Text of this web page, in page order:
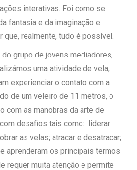
interativas. Foi como se
fantasia e da imaginação e
que, realmente, tudo é possível.
grupo de jovens mediadores,
uma atividade de vela,
experienciar o contato com a
de um veleiro de 11 metros, o
com as manobras da arte de
desafios tais como: liderar
as velas; atracar e desatracar;
aprenderam os principais termos
requer muita atenção e permite